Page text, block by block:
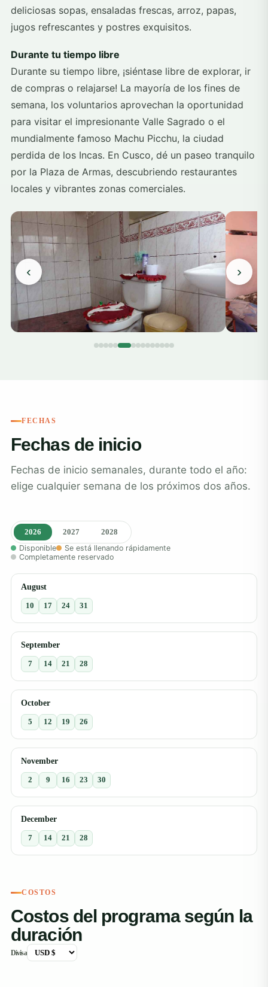
deliciosas sopas, ensaladas frescas, arroz, papas,
jugos refrescantes y postres exquisitos.
Durante tu tiempo libre
Durante su tiempo libre, ¡siéntase libre de explorar, ir
de compras o relajarse! La mayoría de los fines de
semana, los voluntarios aprovechan la oportunidad
para visitar el impresionante Valle Sagrado o el
mundialmente famoso Machu Picchu, la ciudad
perdida de los Incas. En Cusco, dé un paseo tranquilo
por la Plaza de Armas, descubriendo restaurantes
locales y vibrantes zonas comerciales.
‹ ›
FECHAS
Fechas de inicio
Fechas de inicio semanales, durante todo el año:
elige cualquier semana de los próximos dos años.
2026 2027
2028
Disponible
Se está llenando rápidamente
Completamente reservado
August
10 17 24 31
September
7 14 21 28
October
5 12 19 26
November
2 9 16 23 30
December
7 14 21 28
COSTOS
Costos del programa según la
duración
Divisa